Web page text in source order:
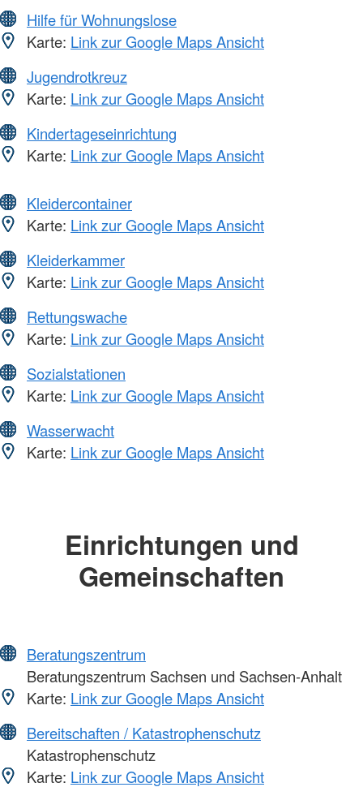
Hilfe für Wohnungslose
Karte: Link zur Google Maps Ansicht
Jugendrotkreuz
Karte: Link zur Google Maps Ansicht
Kindertageseinrichtung
Karte: Link zur Google Maps Ansicht
Kleidercontainer
Karte: Link zur Google Maps Ansicht
Kleiderkammer
Karte: Link zur Google Maps Ansicht
Rettungswache
Karte: Link zur Google Maps Ansicht
Sozialstationen
Karte: Link zur Google Maps Ansicht
Wasserwacht
Karte: Link zur Google Maps Ansicht
Einrichtungen und
Gemeinschaften
Beratungszentrum
Beratungszentrum Sachsen und Sachsen-Anhalt
Karte: Link zur Google Maps Ansicht
Bereitschaften / Katastrophenschutz
Katastrophenschutz
Karte: Link zur Google Maps Ansicht